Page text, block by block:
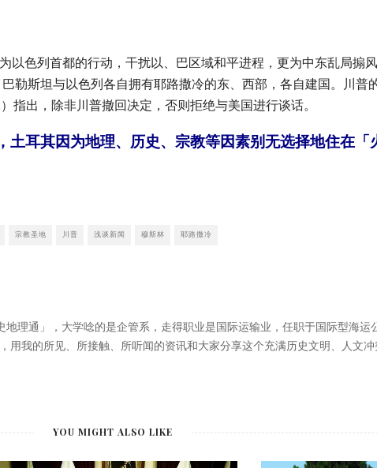
以色列首都的行动，干扰以、巴区域和平进程，更为中东乱局搧
勒斯坦与以色列各自拥有耶路撒冷的东、西部，各自建国。川普
指出，除非川普撤回决定，否则拒绝与美国进行谈话。
土耳其因为地理、历史、宗教等因素别无选择地住在「
宗教圣地 川普 浅谈新闻 穆斯林 耶路撒冷
地理通」，大学唸的是企管系，走得职业是国际运输业，任职于国际型海运
用我的所见、所接触、所听闻的资讯和大家分享这个充满历史文明、人文冲
YOU MIGHT ALSO LIKE